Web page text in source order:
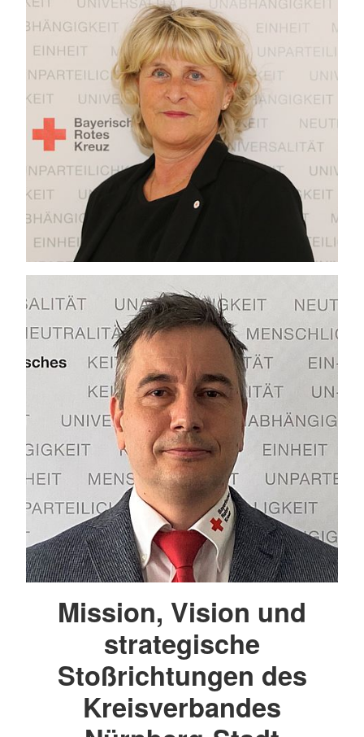
Mission, Vision und
strategische
Stoßrichtungen des
Kreisverbandes